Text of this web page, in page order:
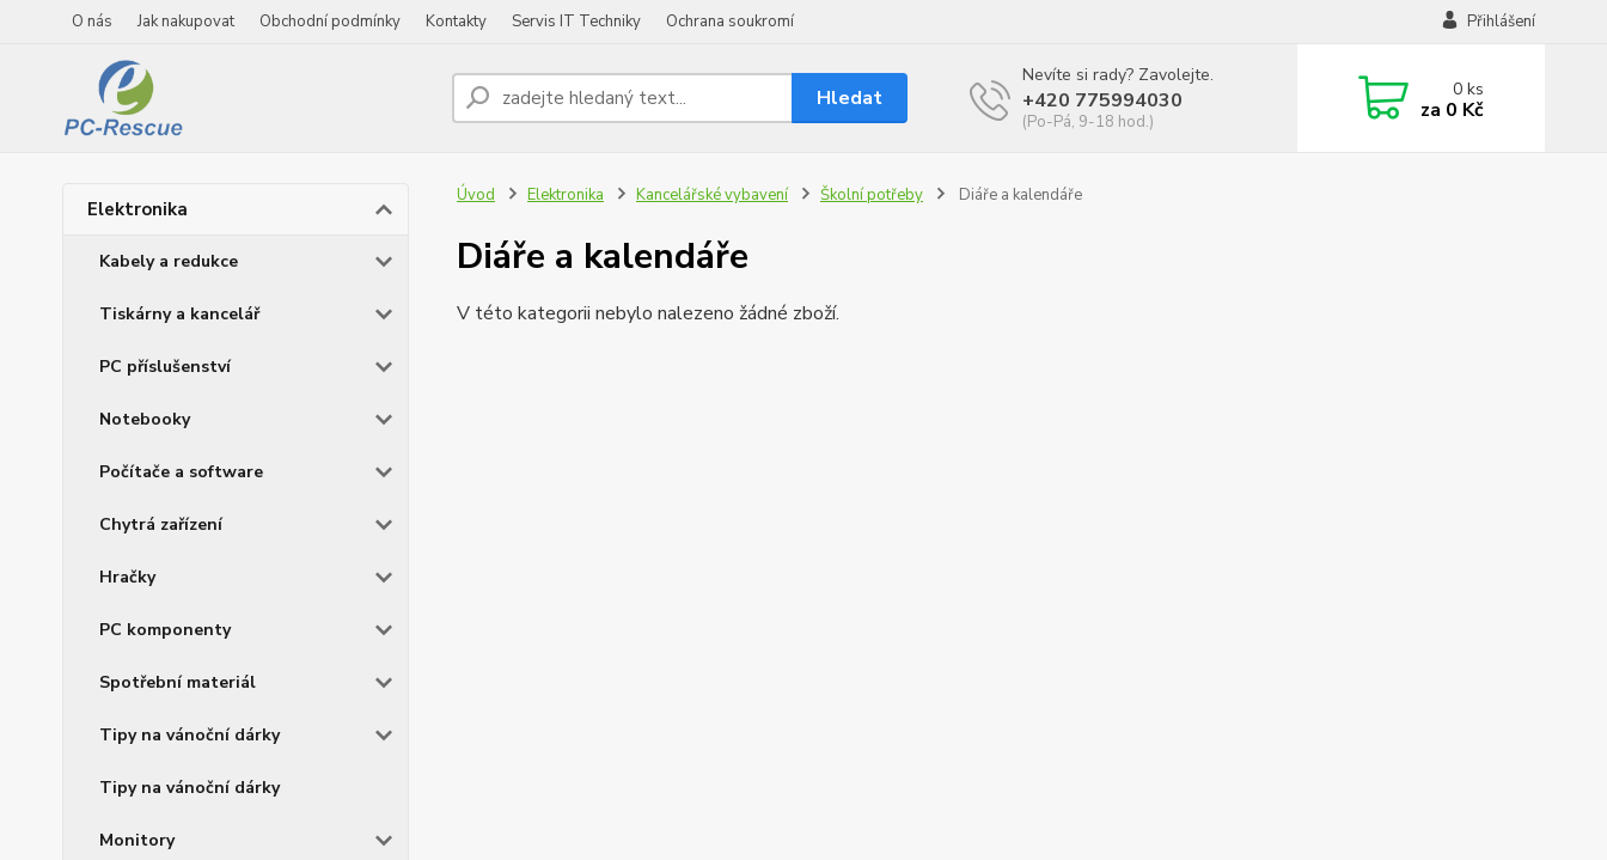
O nás Jak nakupovat Obchodní podmínky Kontakty Servis IT Techniky Ochrana soukromí Přihlášení
Hledat
Nevíte si rady? Zavolejte.
+420 775994030
(Po-Pá, 9-18 hod.)
0ks
za 0 Kč
Elektronika
Kabely a redukce
Tiskárny a kancelář
PC příslušenství
Notebooky
Počítače a software
Chytrá zařízení
Hračky
PC komponenty
Spotřební materiál
Tipy na vánoční dárky
Tipy na vánoční dárky
Monitory
Úvod Elektronika Kancelářské vybavení Školní potřeby Diáře a kalendáře
Diáře a kalendáře
V této kategorii nebylo nalezeno žádné zboží.